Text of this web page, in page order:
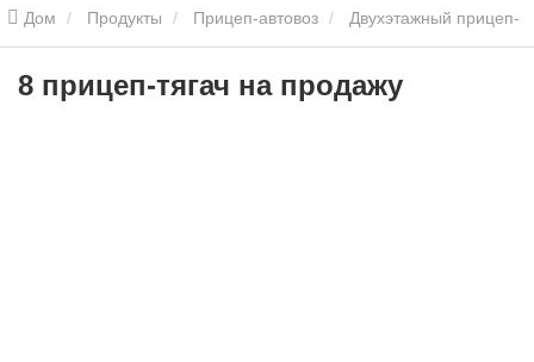
Дом Продукты Прицеп-автовоз Двухэтажный прицеп-
тягач
8 прицеп-тягач на продажу